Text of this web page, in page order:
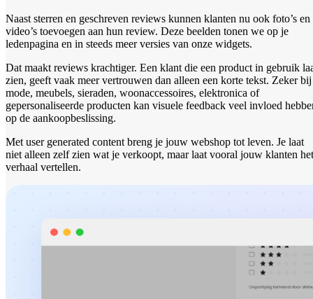
Naast sterren en geschreven reviews kunnen klanten nu ook foto’s en
video’s toevoegen aan hun review. Deze beelden tonen we op je
ledenpagina en in steeds meer versies van onze widgets.
Dat maakt reviews krachtiger. Een klant die een product in gebruik
zien, geeft vaak meer vertrouwen dan alleen een korte tekst. Zeker bij
mode, meubels, sieraden, woonaccessoires, elektronica of
gepersonaliseerde producten kan visuele feedback veel invloed
op de aankoopbeslissing.
Met user generated content breng je jouw webshop tot leven. Je laat
niet alleen zelf zien wat je verkoopt, maar laat vooral jouw klanten het
verhaal vertellen.